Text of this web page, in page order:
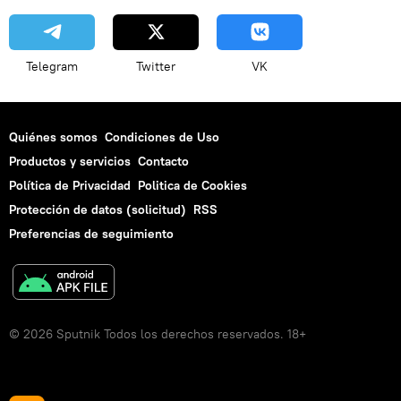
Telegram Twitter VK
Quiénes somos Condiciones de Uso
Productos y servicios Contacto
Política de Privacidad Politica de Cookies
Protección de datos (solicitud) RSS
Preferencias de seguimiento
© 2026 Sputnik Todos los derechos reservados. 18+